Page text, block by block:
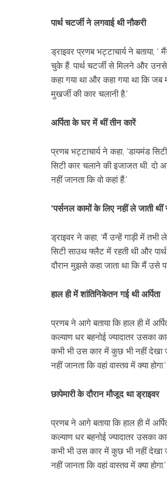
पार्थ चटर्जी ने लगवाई थी नौकरी
ड्राइवर प्रणब भट्टाचार्य ने बताया,
चुके हैं. पार्थ चटर्जी से मिलने और
कहा गया था और कहा गया था कि
मुखर्जी की कार चलानी है.’
अर्पिता के घर में थीं तीन कारें
प्रणब भट्टाचार्य ने कहा, ‘डायमंड
सिटी कार चलाने की इजाजत थी. दो
नहीं जानता कि वो कहां हैं.’
‘पर्सनल कामों के लिए नहीं ले जाती थीं
ड्राइवर ने कहा, ‘मैं उन्हें गाड़ी में तभी
सिटी साउथ फ्लैट में रहती थी और
दौरान मुझसे कहा जाता था कि मैं उसे
हाल ही में शांतिनिकेतन गई थी अर्पिता
प्रणब ने आगे बताया कि हाल ही में
कल्याण धर बहनोई ज्यादातर उसका
कभी भी उस कार में कुछ भी नहीं देखा
नहीं जानता कि वहां वास्तव में क्या होगा.’
छापेमारी के दौरान मौजूद था ड्राइवर
प्रणब ने आगे बताया कि हाल ही में
कल्याण धर बहनोई ज्यादातर उसका
कभी भी उस कार में कुछ भी नहीं देखा
नहीं जानता कि वहां वास्तव में क्या होगा.’